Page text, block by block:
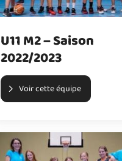
U11 M2 – Saison
2022/2023
Voir cette équipe